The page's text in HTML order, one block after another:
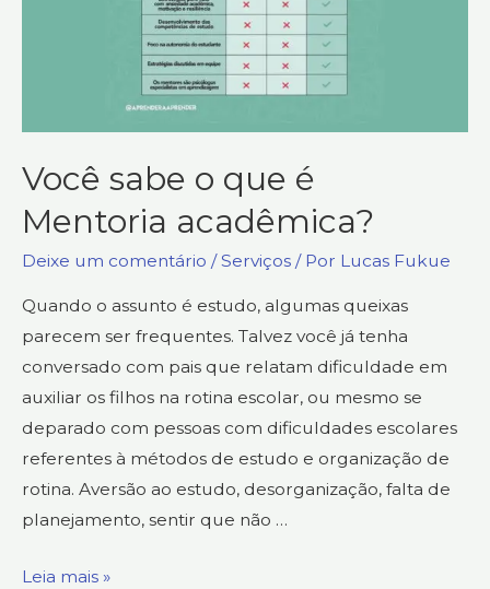
Você sabe o que é
Mentoria acadêmica?
Deixe um comentário /Serviços / Por Lucas Fukue
Quando o assunto é estudo, algumas queixas
parecem ser frequentes. Talvez você já tenha
conversado com pais que relatam dificuldade em
auxiliar os filhos na rotina escolar, ou mesmo se
deparado com pessoas com dificuldades escolares
referentes à métodos de estudo e organização de
rotina. Aversão ao estudo, desorganização, falta de
planejamento, sentir que não …
Leia mais »